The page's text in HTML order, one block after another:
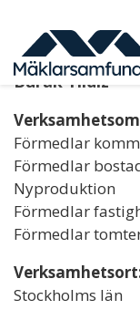
huvudinnehåll
Burak Yildiz
Förmedlar
Förmedlar
Nyproduktion
Förmedlar
Förmedlar
Stockholms län